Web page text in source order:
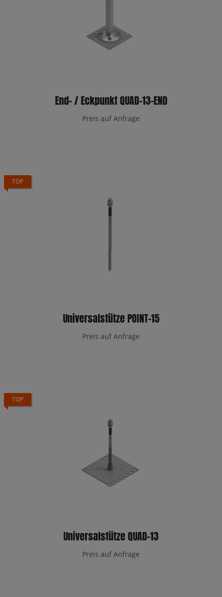
End- / Eckpunkt QUAD-13-END
Preis auf Anfrage
TOP
Universalstütze POINT-15
Preis auf Anfrage
TOP
Universalstütze QUAD-13
Preis auf Anfrage